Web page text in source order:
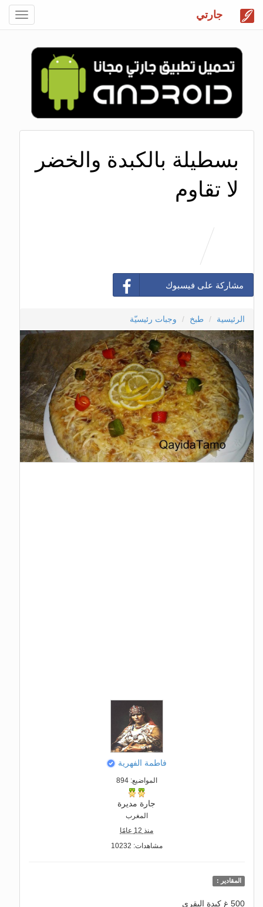
جارتي
بسطيلة بالكبدة والخضر
لا تقاوم
مشاركة على فيسبوك
الرئيسية طبخ وجبات رئيسيّة
فاطمة الفهرية
المواضيع: 894
جارة مديرة
المغرب
منذ 12 عامًا
مشاهدات: 10232
المقادير :
500 غ كبدة البقري